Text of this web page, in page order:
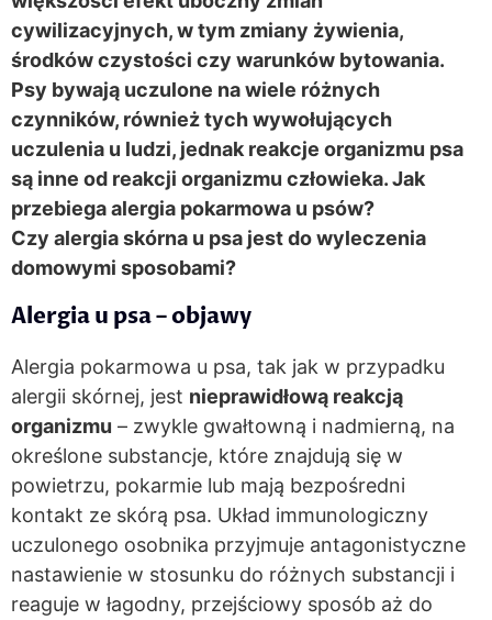
cywilizacyjnych, w tym zmiany żywienia,
środków czystości czy warunków bytowania.
Psy bywają uczulone na wiele różnych
czynników, również tych wywołujących
uczulenia u ludzi, jednak reakcje organizmu psa
są inne od reakcji organizmu człowieka. Jak
przebiega alergia pokarmowa u psów?
Czy alergia skórna u psa jest do wyleczenia
domowymi sposobami?
Alergia u psa – objawy
Alergia pokarmowa u psa, tak jak w przypadku
alergii skórnej, jest nieprawidłową reakcją
organizmu – zwykle gwałtowną i nadmierną, na
określone substancje, które znajdują się w
powietrzu, pokarmie lub mają bezpośredni
kontakt ze skórą psa. Układ immunologiczny
uczulonego osobnika przyjmuje antagonistyczne
nastawienie w stosunku do różnych substancji i
reaguje w łagodny, przejściowy sposób aż do